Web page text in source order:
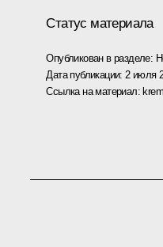
Статус материала
Опубликован в разделе:
Дата публикации: 2 июля
Ссылка на материал: